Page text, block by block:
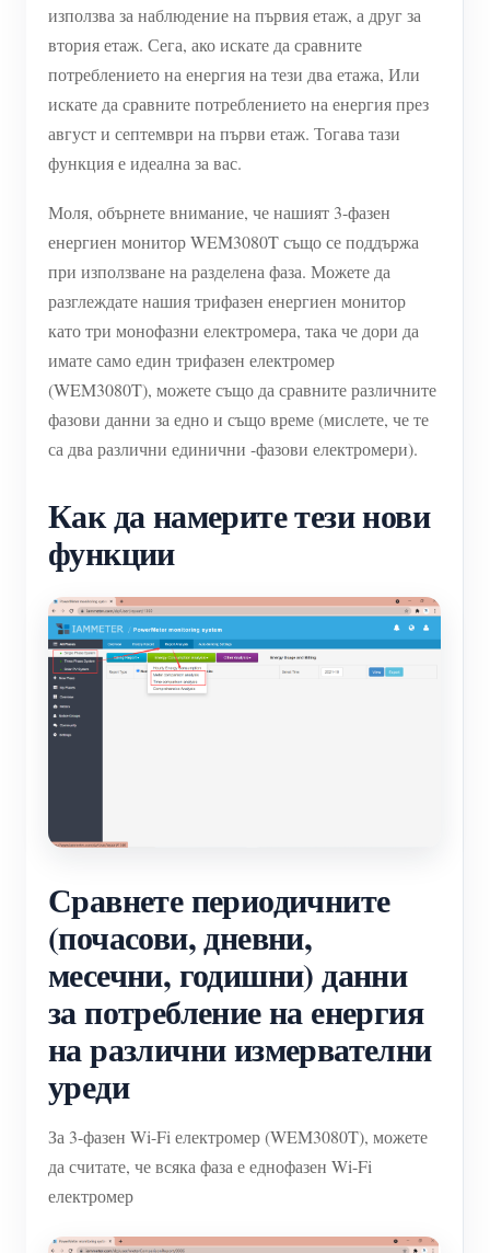
използва за наблюдение на първия етаж, а друг за
втория етаж. Сега, ако искате да сравните
потреблението на енергия на тези два етажа, Или
искате да сравните потреблението на енергия през
август и септември на първи етаж. Тогава тази
функция е идеална за вас.
Моля, обърнете внимание, че нашият 3-фазен
енергиен монитор WEM3080T също се поддържа
при използване на разделена фаза. Можете да
разглеждате нашия трифазен енергиен монитор
като три монофазни електромера, така че дори да
имате само един трифазен електромер
(WEM3080T), можете също да сравните различните
фазови данни за едно и също време (мислете, че те
са два различни единични -фазови електромери).
Как да намерите тези нови
функции
Сравнете периодичните
(почасови, дневни,
месечни, годишни) данни
за потребление на енергия
на различни измервателни
уреди
За 3-фазен Wi-Fi електромер (WEM3080T), можете
да считате, че всяка фаза е еднофазен Wi-Fi
електромер